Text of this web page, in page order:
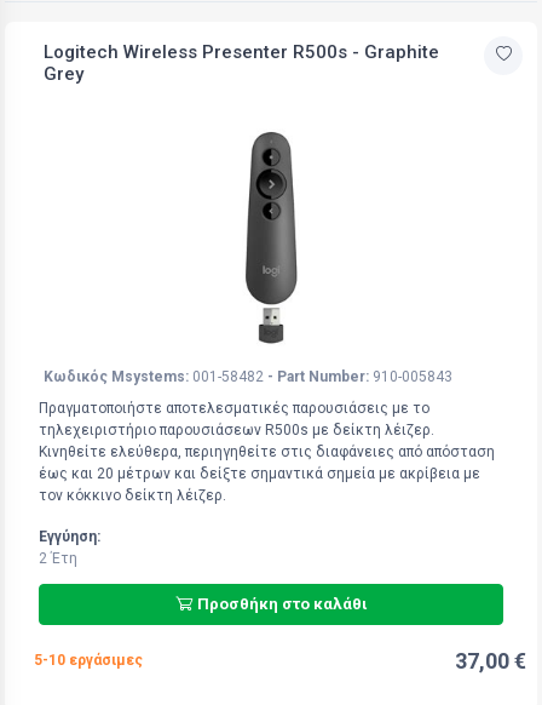
Logitech Wireless Presenter R500s - Graphite
Grey
Κωδικός Msystems: 001-58482 - Part Number: 910-005843
Πραγματοποιήστε αποτελεσματικές παρουσιάσεις με το
τηλεχειριστήριο παρουσιάσεων R500s με δείκτη λέιζερ.
Κινηθείτε ελεύθερα, περιηγηθείτε στις διαφάνειες από απόσταση
έως και 20 μέτρων και δείξτε σημαντικά σημεία με ακρίβεια με
τον κόκκινο δείκτη λέιζερ.
Εγγύηση:
2 Έτη
Προσθήκη στο καλάθι
5-10 εργάσιμες 37,00 €